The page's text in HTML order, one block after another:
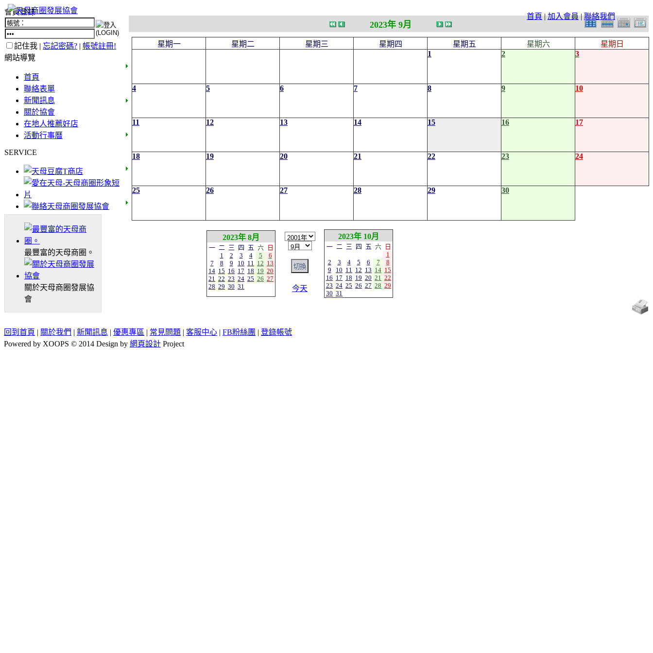
首頁|加入會員|聯絡我們
會員登錄
記住我 | 忘記密碼? | 帳號註冊!
網站導覽
首頁
聯絡表單
新聞訊息
關於協會
在地人推薦好店
活動行事曆
SERVICE
最豐富的天母商圈。
關於天母商圈發展協
會
2023年 9月
星期一 星期二 星期三 星期四 星期五 星期六
星期日
1
2 3
4 5 6 7 8 9 10
11 12 13 14 15 16 17
18 19 20 21 22 23 24
25 26 27 28 29 30
2023年 8月
一 二 三 四 五 六
日
1
2 3 4 5
6
7
8 9 10 11 12 13
14 15 16 17 18 19 20
21 22 23 24 25 26 27
28 29 30 31 今天
2023年 10月
一 二 三 四 五 六
日
1
2
3 4 5 6 7
8
9
10 11 12 13 14 15
16 17 18 19 20 21 22
23 24 25 26 27 28 29
30 31
回到首頁 | 關於我們 | 新聞訊息 | 優惠專區 | 常見問題 | 客服中心 | FB粉絲團 | 登錄帳號
Powered by XOOPS © 2014 Design by 網頁設計 Project